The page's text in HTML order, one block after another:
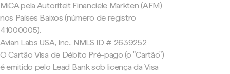
MiCA pela Autoriteit Financiële Markten (AFM)
nos Países Baixos (número de registro
41000005).
Avian Labs USA, Inc., NMLS ID # 2639252
O Cartão Visa de Débito Pré-pago (o "Cartão")
é emitido pelo Lead Bank sob licença da Visa